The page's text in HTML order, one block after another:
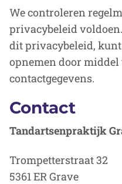
We controleren
privacybeleid
dit privacybeleid,
opnemen door
contactgegevens.
Contact
Tandartsenpraktijk
Trompetterstraat 32
5361 ER Grave